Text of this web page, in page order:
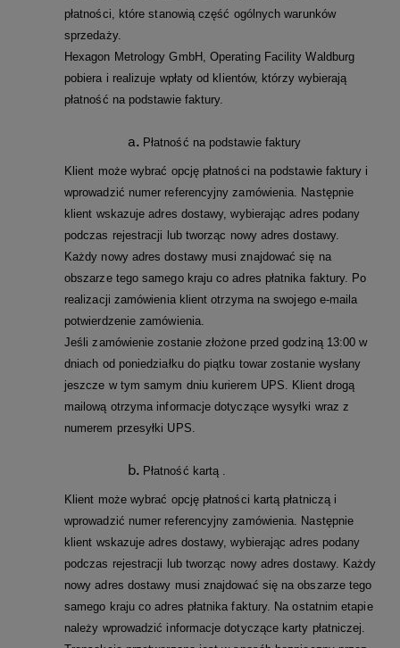
płatności, które stanowią część ogólnych warunków
sprzedaży.
Hexagon Metrology GmbH, Operating Facility Waldburg
pobiera i realizuje wpłaty od klientów, którzy wybierają
płatność na podstawie faktury.
Płatność na podstawie faktury
Klient może wybrać opcję płatności na podstawie faktury i
wprowadzić numer referencyjny zamówienia. Następnie
klient wskazuje adres dostawy, wybierając adres podany
podczas rejestracji lub tworząc nowy adres dostawy.
Każdy nowy adres dostawy musi znajdować się na
obszarze tego samego kraju co adres płatnika faktury. Po
realizacji zamówienia klient otrzyma na swojego e-maila
potwierdzenie zamówienia.
Jeśli zamówienie zostanie złożone przed godziną 13:00 w
dniach od poniedziałku do piątku towar zostanie wysłany
jeszcze w tym samym dniu kurierem UPS. Klient drogą
mailową otrzyma informacje dotyczące wysyłki wraz z
numerem przesyłki UPS.
Płatność kartą .
Klient może wybrać opcję płatności kartą płatniczą i
wprowadzić numer referencyjny zamówienia. Następnie
klient wskazuje adres dostawy, wybierając adres podany
podczas rejestracji lub tworząc nowy adres dostawy. Każdy
nowy adres dostawy musi znajdować się na obszarze tego
samego kraju co adres płatnika faktury. Na ostatnim etapie
należy wprowadzić informacje dotyczące karty płatniczej.